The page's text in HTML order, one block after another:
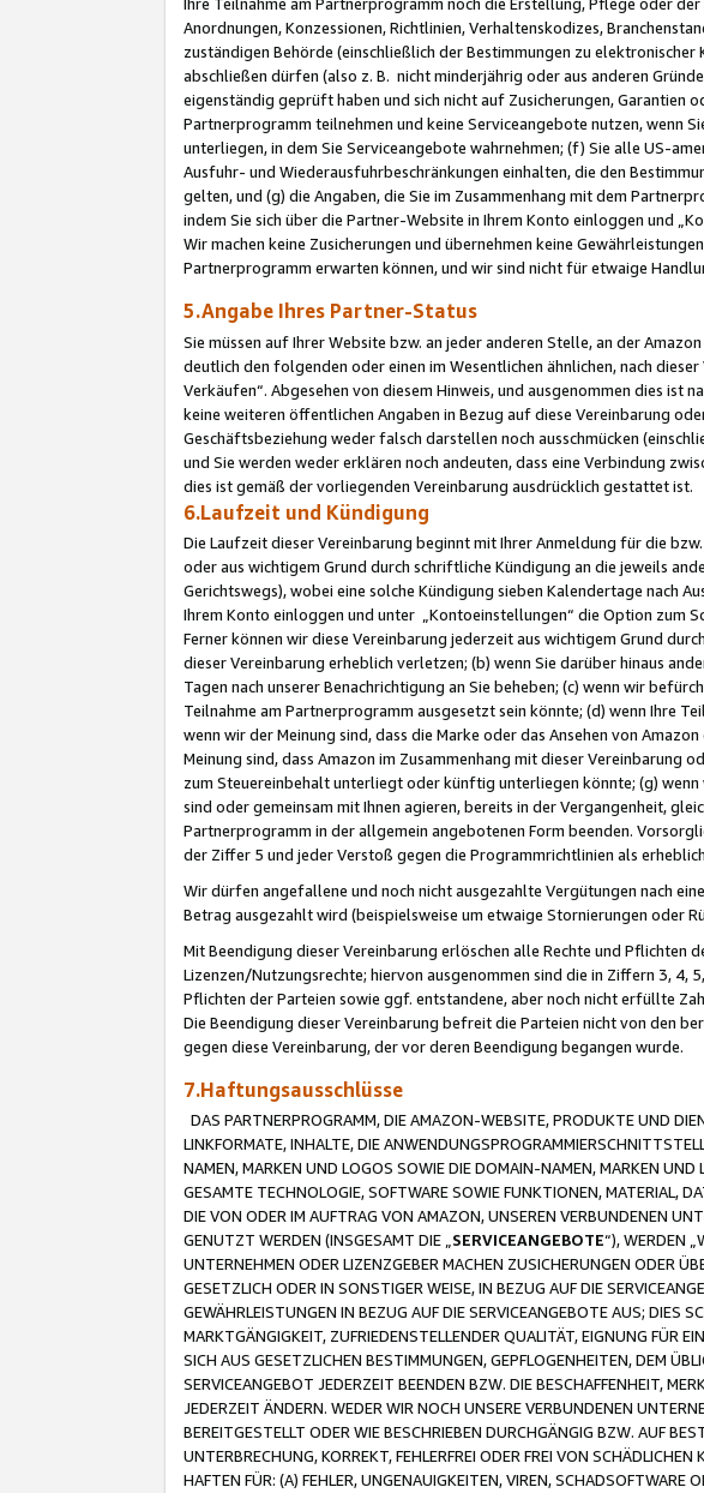
Ihre Teilnahme am Partnerprogramm noch die Erstellung, Pflege oder
Anordnungen, Konzessionen, Richtlinien, Verhaltenskodizes,
zuständigen Behörde (einschließlich der Bestimmungen zu
abschließen dürfen (also z. B. nicht minderjährig oder aus anderen
eigenständig geprüft haben und sich nicht auf Zusicherungen, Garantien
Partnerprogramm teilnehmen und keine Serviceangebote nutzen, wenn
unterliegen, in dem Sie Serviceangebote wahrnehmen; (f) Sie alle US-
Ausfuhr- und Wiederausfuhrbeschränkungen einhalten, die den
gelten, und (g) die Angaben, die Sie im Zusammenhang mit dem
indem Sie sich über die Partner-Website in Ihrem Konto einloggen und
Wir machen keine Zusicherungen und übernehmen keine
Partnerprogramm erwarten können, und wir sind nicht für etwaige
5.Angabe Ihres Partner-Status
Sie müssen auf Ihrer Website bzw. an jeder anderen Stelle, an der
deutlich den folgenden oder einen im Wesentlichen ähnlichen, nach
Verkäufen“. Abgesehen von diesem Hinweis, und ausgenommen dies
keine weiteren öffentlichen Angaben in Bezug auf diese Vereinbarung
Geschäftsbeziehung weder falsch darstellen noch ausschmücken
und Sie werden weder erklären noch andeuten, dass eine Verbindung
dies ist gemäß der vorliegenden Vereinbarung ausdrücklich gestattet ist.
6.Laufzeit und Kündigung
Die Laufzeit dieser Vereinbarung beginnt mit Ihrer Anmeldung für die
oder aus wichtigem Grund durch schriftliche Kündigung an die jeweils
Gerichtswegs), wobei eine solche Kündigung sieben Kalendertage nach
Ihrem Konto einloggen und unter „Kontoeinstellungen“ die Option zum
Ferner können wir diese Vereinbarung jederzeit aus wichtigem Grund
dieser Vereinbarung erheblich verletzen; (b) wenn Sie darüber hinaus
Tagen nach unserer Benachrichtigung an Sie beheben; (c) wenn wir
Teilnahme am Partnerprogramm ausgesetzt sein könnte; (d) wenn Ihre
wenn wir der Meinung sind, dass die Marke oder das Ansehen von
Meinung sind, dass Amazon im Zusammenhang mit dieser
zum Steuereinbehalt unterliegt oder künftig unterliegen könnte; (g) wenn
sind oder gemeinsam mit Ihnen agieren, bereits in der Vergangenheit,
Partnerprogramm in der allgemein angebotenen Form beenden.
der Ziffer 5 und jeder Verstoß gegen die Programmrichtlinien als
Wir dürfen angefallene und noch nicht ausgezahlte Vergütungen nach
Betrag ausgezahlt wird (beispielsweise um etwaige Stornierungen oder
Mit Beendigung dieser Vereinbarung erlöschen alle Rechte und Pflichten
Lizenzen/Nutzungsrechte; hiervon ausgenommen sind die in Ziffern 3,
Pflichten der Parteien sowie ggf. entstandene, aber noch nicht erfüllte
Die Beendigung dieser Vereinbarung befreit die Parteien nicht von den
gegen diese Vereinbarung, der vor deren Beendigung begangen wurde.
7.Haftungsausschlüsse
DAS PARTNERPROGRAMM, DIE AMAZON-WEBSITE, PRODUKTE UND
LINKFORMATE, INHALTE, DIE
NAMEN, MARKEN UND LOGOS SOWIE DIE DOMAIN-NAMEN, MARKEN
GESAMTE TECHNOLOGIE, SOFTWARE SOWIE FUNKTIONEN, MATERIAL,
DIE VON ODER IM AUFTRAG VON AMAZON, UNSEREN VERBUNDENEN
GENUTZT WERDEN (INSGESAMT DIE „ SERVICEANGEBOTE“), WERDEN
UNTERNEHMEN ODER LIZENZGEBER MACHEN ZUSICHERUNGEN ODER
GESETZLICH ODER IN SONSTIGER WEISE, IN BEZUG AUF DIE
GEWÄHRLEISTUNGEN IN BEZUG AUF DIE SERVICEANGEBOTE AUS; DIES
MARKTGÄNGIGKEIT, ZUFRIEDENSTELLENDER QUALITÄT, EIGNUNG FÜR
SICH AUS GESETZLICHEN BESTIMMUNGEN, GEPFLOGENHEITEN, DEM
SERVICEANGEBOT JEDERZEIT BEENDEN BZW. DIE BESCHAFFENHEIT,
JEDERZEIT ÄNDERN. WEDER WIR NOCH UNSERE VERBUNDENEN
BEREITGESTELLT ODER WIE BESCHRIEBEN DURCHGÄNGIG BZW. AUF
UNTERBRECHUNG, KORREKT, FEHLERFREI ODER FREI VON
HAFTEN FÜR: (A) FEHLER, UNGENAUIGKEITEN, VIREN, SCHADSOFTWARE